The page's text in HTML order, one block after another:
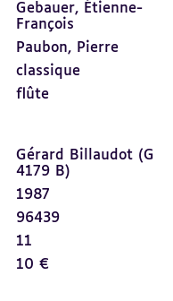
Gebauer, Étienne-
François
Paubon, Pierre
classique
flûte
Gérard Billaudot (G
4179 B)
1987
96439
11
10 €